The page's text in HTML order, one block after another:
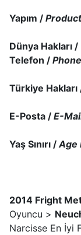
Yapım /
Dünya Hakları /
Telefon / Phone
Türkiye Hakları
E-Posta / E-
Yaş Sınırı /Age
2014 Fright
Oyuncu >
Narcisse En İyi